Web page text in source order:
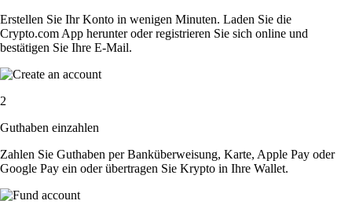
Erstellen Sie Ihr Konto in wenigen Minuten. Laden Sie die
Crypto.com App herunter oder registrieren Sie sich online und
bestätigen Sie Ihre E-Mail.
2
Guthaben einzahlen
Zahlen Sie Guthaben per Banküberweisung, Karte, Apple Pay oder
Google Pay ein oder übertragen Sie Krypto in Ihre Wallet.